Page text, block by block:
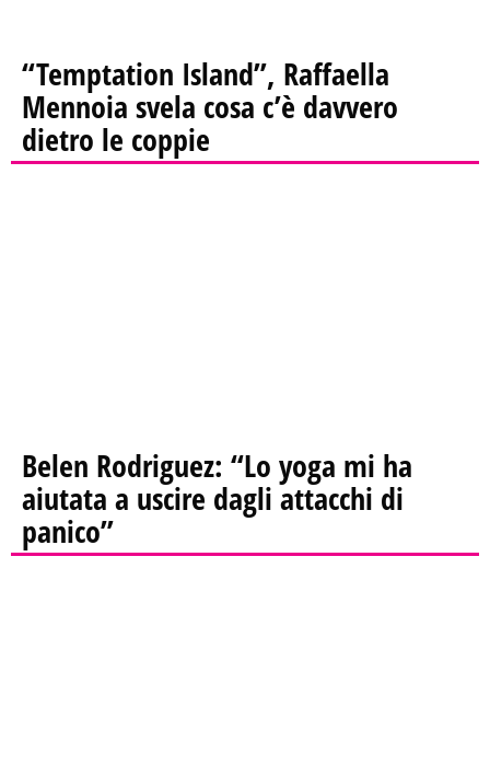
“Temptation Island”, Raffaella
Mennoia svela cosa c’è davvero
dietro le coppie
Belen Rodriguez: “Lo yoga mi ha
aiutata a uscire dagli attacchi di
panico”